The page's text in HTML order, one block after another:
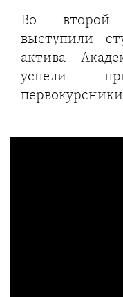
Во второй
выступили
актива
успели